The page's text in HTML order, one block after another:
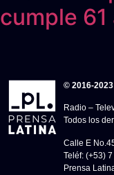
cumple 61
© 2016-
Radio –
Todos los
Calle E
Teléf: (+53)
Prensa